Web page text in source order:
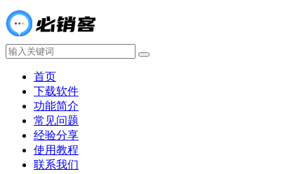
首页
下载软件
功能简介
常见问题
经验分享
使用教程
联系我们